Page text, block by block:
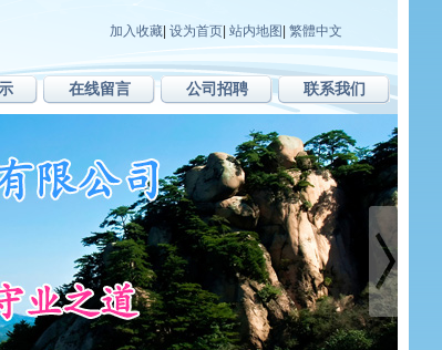
加入收藏 设为首页 站内地图 繁體中文
在线留言 公司招聘 联系我们